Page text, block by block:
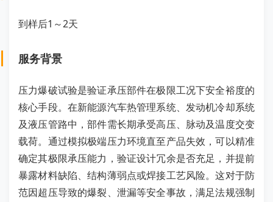
到样后1～2天
服务背景
压力爆破试验是验证承压部件在极限工况下安全裕度的
核心手段。在新能源汽车热管理系统、发动机冷却系统
及液压管路中，部件需长期承受高压、脉动及温度交变
载荷。通过模拟极端压力环境直至产品失效，可以精准
确定其极限承压能力，验证设计冗余是否充足，并提前
暴露材料缺陷、结构薄弱点或焊接工艺风险。这对于防
范因超压导致的爆裂、泄漏等安全事故，满足法规强制